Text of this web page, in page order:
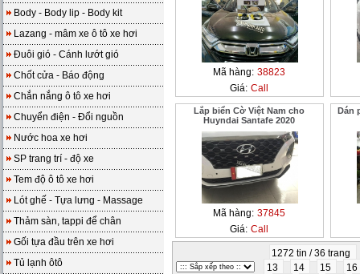
Body - Body lip - Body kit
Lazang - mâm xe ô tô xe hơi
Đuôi gió - Cánh lướt gió
Chốt cửa - Báo động
Chắn nắng ô tô xe hơi
Chuyển điện - Đổi nguồn
Nước hoa xe hơi
SP trang trí - độ xe
Tem độ ô tô xe hơi
Lót ghế - Tựa lưng - Massage
Thảm sàn, tappi để chân
Gối tựa đầu trên xe hơi
Tủ lạnh ôtô
Mã hàng: 38823
Giá: Call
Lắp biển Cờ Việt Nam cho
Huyndai Santafe 2020
Mã hàng: 37845
Giá: Call
Dán
1272 tin / 36 trang
13
14 15
16